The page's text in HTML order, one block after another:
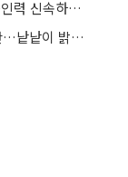
李대통령, 국정자원 화재 현장 방문...“예산·인력 신속하게 사용하라”
송언석 “국정자원 화재 국정조사, 與에 제안…낱낱이 밝힐 것”